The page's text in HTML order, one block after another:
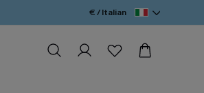
€ / Italian